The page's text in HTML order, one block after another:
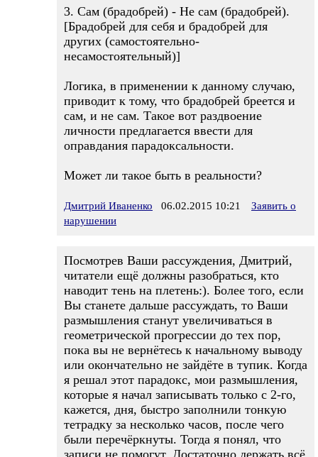
3. Сам (брадобрей) - Не сам (брадобрей).
[Брадобрей для себя и брадобрей для
других (самостоятельно-
несамостоятельный)]
Логика, в применении к данному случаю,
приводит к тому, что брадобрей бреется и
сам, и не сам. Такое вот раздвоение
личности предлагается ввести для
оправдания парадоксальности.
Может ли такое быть в реальности?
Дмитрий Иваненко 06.02.2015 10:21
Заявить о
нарушении
Посмотрев Ваши рассуждения, Дмитрий,
читатели ещё должны разобраться, кто
наводит тень на плетень:). Более того, если
Вы станете дальше рассуждать, то Ваши
размышления станут увеличиваться в
геометрической прогрессии до тех пор,
пока вы не вернётесь к начальному выводу
или окончательно не зайдёте в тупик. Когда
я решал этот парадокс, мои размышления,
которые я начал записывать только с 2-го,
кажется, дня, быстро заполнили тонкую
тетрадку за несколько часов, после чего
были перечёркнуты. Тогда я понял, что
записи не помогут. Достаточно держать всё